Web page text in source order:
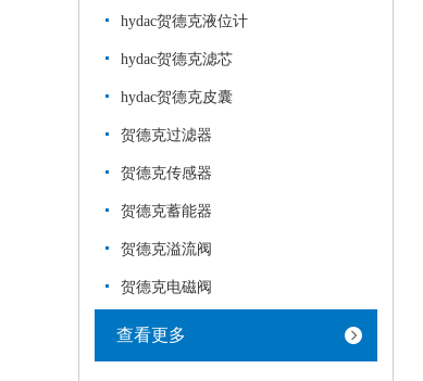
hydac贺德克液位计
hydac贺德克滤芯
hydac贺德克皮囊
贺德克过滤器
贺德克传感器
贺德克蓄能器
贺德克溢流阀
贺德克电磁阀
查看更多